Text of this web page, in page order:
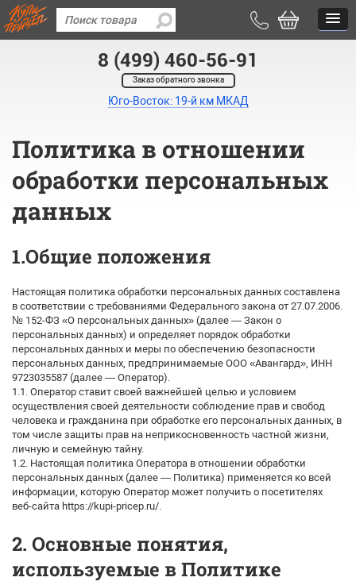
8 (499) 460-56-91
Заказ обратного звонка
Юго-Восток: 19-й км МКАД
Политика в отношении
обработки персональных
данных
1.Общие положения
Настоящая политика обработки персональных данных составлена
в соответствии с требованиями Федерального закона от 27.07.2006.
№ 152-ФЗ «О персональных данных» (далее — Закон о
персональных данных) и определяет порядок обработки
персональных данных и меры по обеспечению безопасности
персональных данных, предпринимаемые ООО «Авангард», ИНН
9723035587 (далее — Оператор).
1.1. Оператор ставит своей важнейшей целью и условием
осуществления своей деятельности соблюдение прав и свобод
человека и гражданина при обработке его персональных данных, в
том числе защиты прав на неприкосновенность частной жизни,
личную и семейную тайну.
1.2. Настоящая политика Оператора в отношении обработки
персональных данных (далее — Политика) применяется ко всей
информации, которую Оператор может получить о посетителях
веб-сайта https://kupi-pricep.ru/.
2. Основные понятия,
используемые в Политике